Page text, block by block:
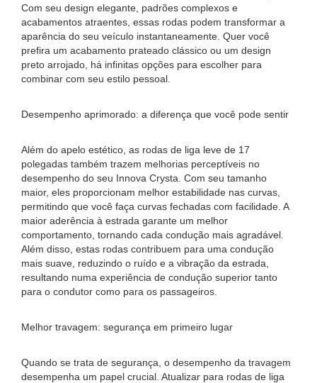
Com seu design elegante, padrões complexos e
acabamentos atraentes, essas rodas podem transformar a
aparência do seu veículo instantaneamente. Quer você
prefira um acabamento prateado clássico ou um design
preto arrojado, há infinitas opções para escolher para
combinar com seu estilo pessoal.
Desempenho aprimorado: a diferença que você pode sentir
Além do apelo estético, as rodas de liga leve de 17
polegadas também trazem melhorias perceptíveis no
desempenho do seu Innova Crysta. Com seu tamanho
maior, eles proporcionam melhor estabilidade nas curvas,
permitindo que você faça curvas fechadas com facilidade. A
maior aderência à estrada garante um melhor
comportamento, tornando cada condução mais agradável.
Além disso, estas rodas contribuem para uma condução
mais suave, reduzindo o ruído e a vibração da estrada,
resultando numa experiência de condução superior tanto
para o condutor como para os passageiros.
Melhor travagem: segurança em primeiro lugar
Quando se trata de segurança, o desempenho da travagem
desempenha um papel crucial. Atualizar para rodas de liga